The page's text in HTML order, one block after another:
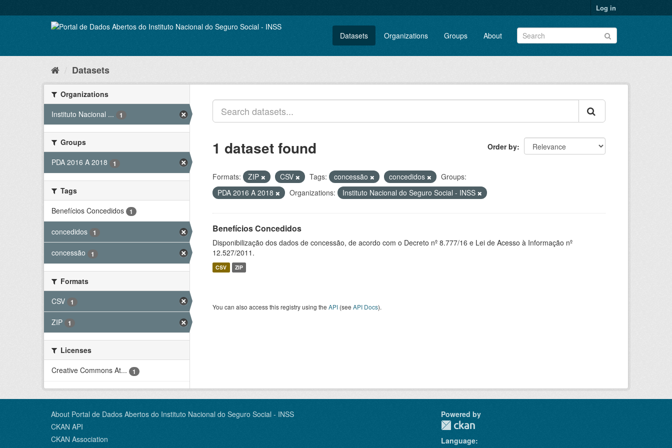
to
Log in
Datasets Organizations Groups About
Datasets
Organizations
Instituto Nacional ...
1
Groups
PDA 2016 A 2018
1
Tags
Benefícios Concedidos
1
concedidos 1
concessão 1
Formats
CSV
1
ZIP 1
Licenses
Creative Commons At...
1
Order by
1 dataset found
Formats: ZIP CSV Tags: concessão concedidos
Groups:
PDA 2016 A 2018
Organizations: Instituto Nacional do Seguro Social - INSS
Benefícios Concedidos
Disponibilização dos dados de concessão, de acordo com o Decreto nº 8.777/16 e Lei de Acesso à Informação nº
12.527/2011.
CSV ZIP
You can also access this registry using the API (see API Docs).
About Portal de Dados Abertos do Instituto Nacional do Seguro Social - INSS
CKAN API
CKAN Association
Powered by
Language